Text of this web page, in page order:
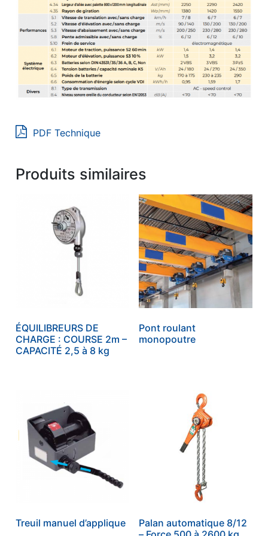
PDF Technique
Produits similaires
ÉQUILIBREURS DE
CHARGE : COURSE 2m –
CAPACITÉ 2,5 à 8 kg
Pont roulant
monopoutre
Treuil manuel d’applique
Palan automatique 8/12